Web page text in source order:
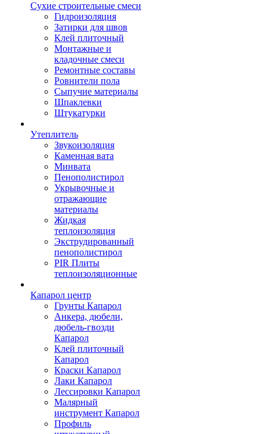
Сухие строительные смеси
Гидроизоляция
Затирки для швов
Клей плиточный
Монтажные и
кладочные смеси
Ремонтные составы
Ровнители пола
Сыпучие материалы
Шпаклевки
Штукатурки
Утеплитель
Звукоизоляция
Каменная вата
Минвата
Пенополистирол
Укрывочные и
отражающие
материалы
Жидкая
теплоизоляция
Экструдированный
пенополистирол
PIR Плиты
теплоизоляционные
Капарол центр
Грунты Капарол
Анкера, дюбели,
дюбель-гвозди
Капарол
Клей плиточный
Капарол
Краски Капарол
Лаки Капарол
Лессировки Капарол
Малярный
инструмент Капарол
Профиль